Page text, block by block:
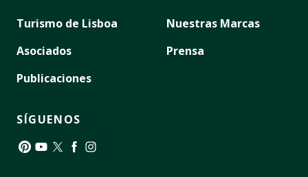
Turismo de Lisboa
Asociados
Publicaciones
Nuestras Marcas
Prensa
SÍGUENOS